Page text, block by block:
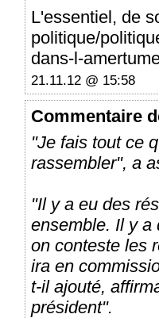
L'essentiel, de
politique/
dans-l-
21.11.12 @ 15:58
Commentaire
"Je fais tout ce
rassembler", a
"Il y a eu des
ensemble. Il y a
on conteste les
ira en
t-il ajouté,
président".